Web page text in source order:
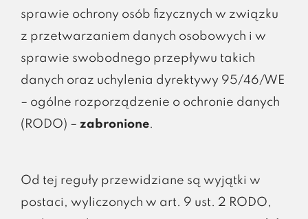
sprawie ochrony osób fizycznych w związku
z przetwarzaniem danych osobowych i w
sprawie swobodnego przepływu takich
danych oraz uchylenia dyrektywy 95/46/WE
– ogólne rozporządzenie o ochronie danych
(RODO) – zabronione.
Od tej reguły przewidziane są wyjątki w
postaci, wyliczonych w art. 9 ust. 2 RODO,